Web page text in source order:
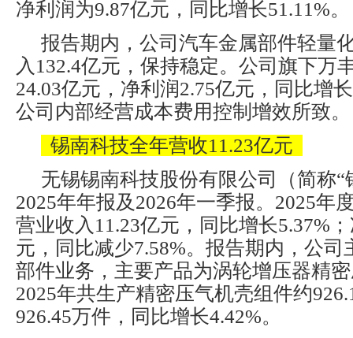
净利润为9.87亿元，同比增长51.11%。
报告期内，公司汽车金属部件轻量
入132.4亿元，保持稳定。公司旗下万
24.03亿元，净利润2.75亿元，同比增
公司内部经营成本费用控制增效所致。
锡南科技全年营收11.23亿元
无锡锡南科技股份有限公司（简称“
2025年年报及2026年一季报。2025年
营业收入11.23亿元，同比增长5.37%
元，同比减少7.58%。报告期内，公司
部件业务，主要产品为涡轮增压器精
2025年共生产精密压气机壳组件约
926.45万件，同比增长4.42%。